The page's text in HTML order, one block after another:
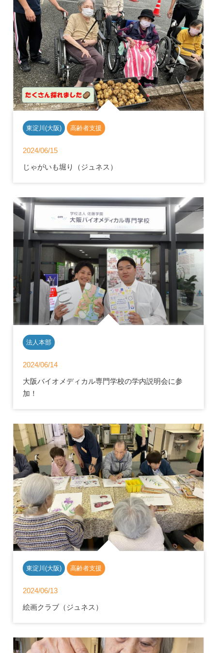
東淀川(大阪) 高齢者支援
2024/06/15
じゃがいも堀り（ジュネス）
法人本部
2024/06/14
大阪バイオメディカル専門学校の学内説明会に参
加！
東淀川(大阪) 高齢者支援
2024/06/13
絵画クラブ（ジュネス）